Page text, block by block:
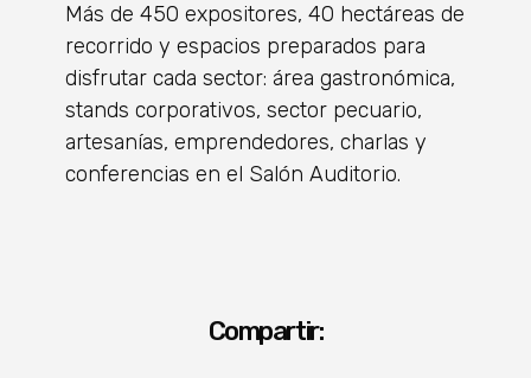
Más de 450 expositores, 40 hectáreas de
recorrido y espacios preparados para
disfrutar cada sector: área gastronómica,
stands corporativos, sector pecuario,
artesanías, emprendedores, charlas y
conferencias en el Salón Auditorio.
Compartir: